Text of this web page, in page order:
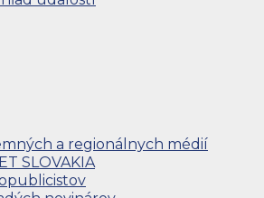
a regionálnych médií
SLOVAKIA